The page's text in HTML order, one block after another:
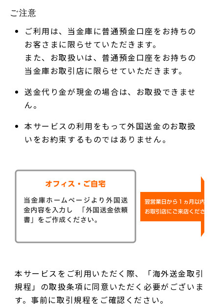
ご注意
ご利用は、当金庫に普通預金口座をお持ちの
お客さまに限らせていただきます。
また、お取扱いは、普通預金口座をお持ちの
当金庫お取引店に限らせていただきます。
送金代り金が現金の場合は、お取扱できませ
ん。
本サービスの利用をもって外国送金のお取扱
いをお約束するものではありません。
本サービスをご利用いただく際、「海外送金取引
規程」の取扱条項に同意いただく必要がございま
す。事前に取引規程をご確認ください。